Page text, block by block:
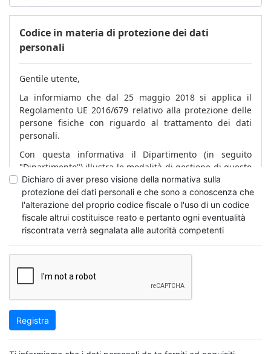
Codice in materia di protezione dei dati
personali
Gentile utente,
La informiamo che dal 25 maggio 2018 si applica il
Regolamento UE 2016/679 relativo alla protezione delle
persone fisiche con riguardo al trattamento dei dati
personali.
Con questa informativa il Dipartimento (in seguito
"Dipartimento") illustra le modalità di gestione di questo
sito, come utilizzerà i dati che La riguardano, inclusi
quelli da Lei forniti, per usufruire dei servizi presenti sul
sito web e quali sono i diritti che Le sono riconosciuti dal
Regolamento UE 2016/679.
Il Dipartimento pone, infatti, costante attenzione alla
L'informativa non è valida per altri siti web
eventualmente consultabili tramite i link presenti, di cui
Dati di navigazione
I sistemi informatici e le procedure software preposte al
Dichiaro di aver preso visione della normativa sulla
protezione dei dati personali e che sono a conoscenza che
l'alterazione del proprio codice fiscale o l'uso di un codice
fiscale altrui costituisce reato e pertanto ogni eventualità
riscontrata verrà segnalata alle autorità competenti
Registra